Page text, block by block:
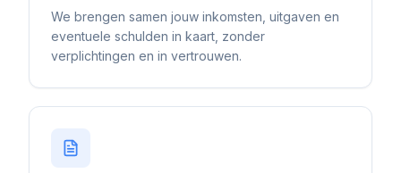
We brengen samen jouw inkomsten, uitgaven en
eventuele schulden in kaart, zonder
verplichtingen en in vertrouwen.